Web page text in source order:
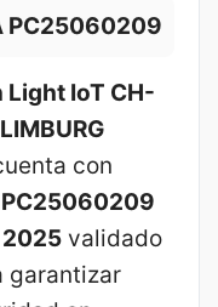
PC25060209
Light IoT CH-
LIMBURG
con
PC25060209
2025 validado
garantizar